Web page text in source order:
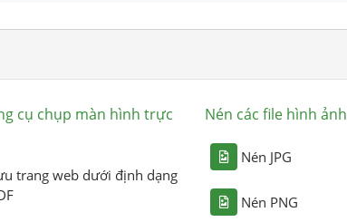
cụ chụp màn hình trực
trang web dưới định dạng
Nén các file hình ảnh
Nén JPG
Nén PNG